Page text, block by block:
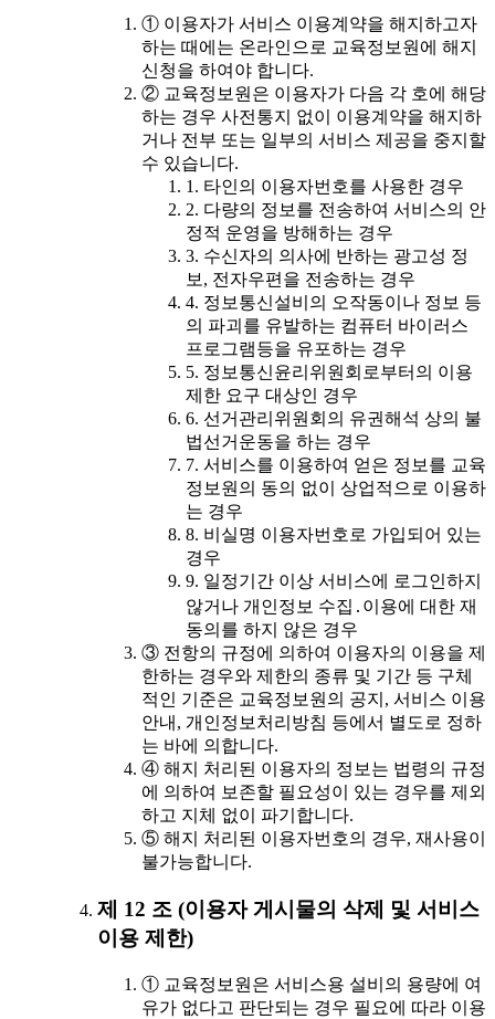
① 이용자가 서비스 이용계약을 해지하고자
하는 때에는 온라인으로 교육정보원에 해지
신청을 하여야 합니다.
② 교육정보원은 이용자가 다음 각 호에 해당
하는 경우 사전통지 없이 이용계약을 해지하
거나 전부 또는 일부의 서비스 제공을 중지할
수 있습니다.
1. 타인의 이용자번호를 사용한 경우
2. 다량의 정보를 전송하여 서비스의 안
정적 운영을 방해하는 경우
3. 수신자의 의사에 반하는 광고성 정
보, 전자우편을 전송하는 경우
4. 정보통신설비의 오작동이나 정보 등
의 파괴를 유발하는 컴퓨터 바이러스
프로그램등을 유포하는 경우
5. 정보통신윤리위원회로부터의 이용
제한 요구 대상인 경우
6. 선거관리위원회의 유권해석 상의 불
법선거운동을 하는 경우
7. 서비스를 이용하여 얻은 정보를 교육
정보원의 동의 없이 상업적으로 이용하
는 경우
8. 비실명 이용자번호로 가입되어 있는
경우
9. 일정기간 이상 서비스에 로그인하지
않거나 개인정보 수집․이용에 대한 재
동의를 하지 않은 경우
③ 전항의 규정에 의하여 이용자의 이용을 제
한하는 경우와 제한의 종류 및 기간 등 구체
적인 기준은 교육정보원의 공지, 서비스 이용
안내, 개인정보처리방침 등에서 별도로 정하
는 바에 의합니다.
④ 해지 처리된 이용자의 정보는 법령의 규정
에 의하여 보존할 필요성이 있는 경우를 제외
하고 지체 없이 파기합니다.
⑤ 해지 처리된 이용자번호의 경우, 재사용이
불가능합니다.
제 12 조 (이용자 게시물의 삭제 및 서비스
이용 제한)
① 교육정보원은 서비스용 설비의 용량에 여
유가 없다고 판단되는 경우 필요에 따라 이용